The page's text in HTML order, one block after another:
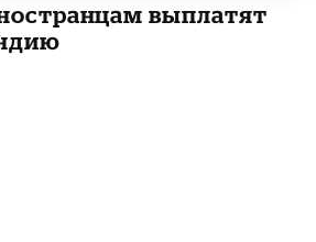
выплатят